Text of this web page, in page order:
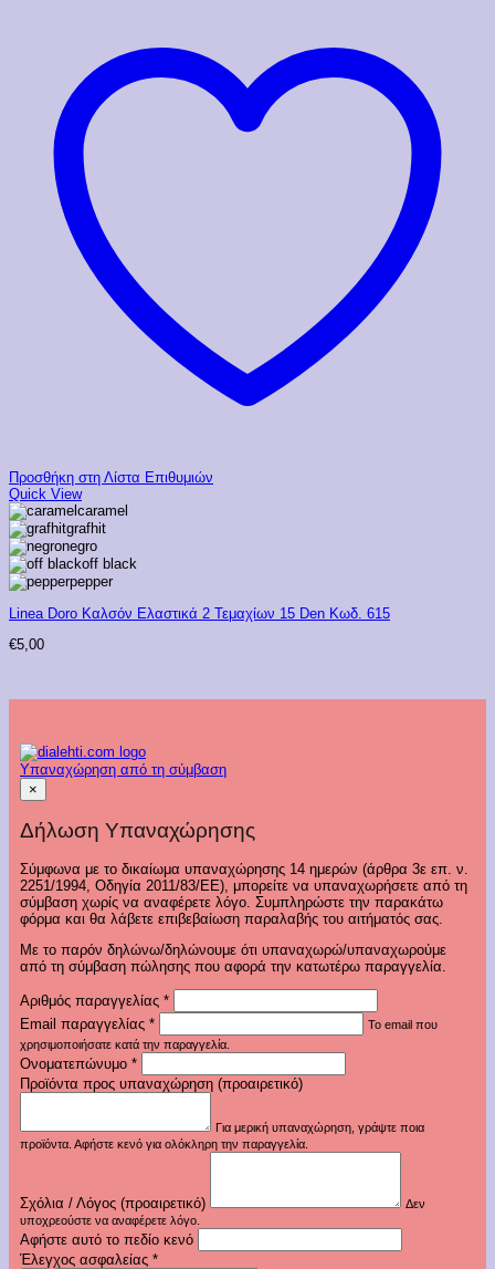
Προσθήκη στη Λίστα Επιθυμιών
Quick View
caramel
grafhit
negro
off black
pepper
Linea Doro Καλσόν Ελαστικά 2 Τεμαχίων 15 Den Κωδ. 615
€5,00
Υπαναχώρηση από τη σύμβαση
×
Δήλωση Υπαναχώρησης
Σύμφωνα με το δικαίωμα υπαναχώρησης 14 ημερών (άρθρα 3ε επ. ν.
2251/1994, Οδηγία 2011/83/ΕΕ), μπορείτε να υπαναχωρήσετε από τη
σύμβαση χωρίς να αναφέρετε λόγο. Συμπληρώστε την παρακάτω
φόρμα και θα λάβετε επιβεβαίωση παραλαβής του αιτήματός σας.
Με το παρόν δηλώνω/δηλώνουμε ότι υπαναχωρώ/υπαναχωρούμε
από τη σύμβαση πώλησης που αφορά την κατωτέρω παραγγελία.
Αριθμός παραγγελίας *
Email παραγγελίας *
Το email που
χρησιμοποιήσατε κατά την παραγγελία.
Ονοματεπώνυμο *
Προϊόντα προς υπαναχώρηση (προαιρετικό)
Για μερική υπαναχώρηση, γράψτε ποια
προϊόντα. Αφήστε κενό για ολόκληρη την παραγγελία.
Σχόλια / Λόγος (προαιρετικό)
Δεν
υποχρεούστε να αναφέρετε λόγο.
Αφήστε αυτό το πεδίο κενό
Έλεγχος ασφαλείας *